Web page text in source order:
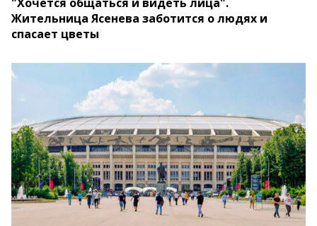
Жительница Ясенева заботится о людях и
спасает цветы